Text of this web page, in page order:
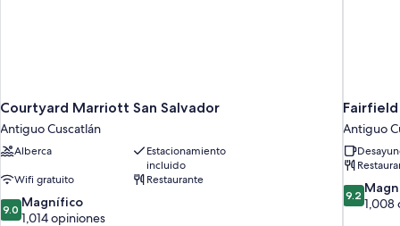
Courtyard Marriott San Salvador
Antiguo Cuscatlán
Alberca
Estacionamiento
incluido
Wifi gratuito
Restaurante
9.0
de
9.0 Magnífico
1,014 opiniones
Antiguo
9.2
de
9.2
1,008